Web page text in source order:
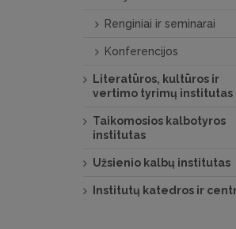
Renginiai ir seminarai
Konferencijos
Literatūros, kultūros ir
vertimo tyrimų institutas
Taikomosios kalbotyros
institutas
Užsienio kalbų institutas
Institutų katedros ir